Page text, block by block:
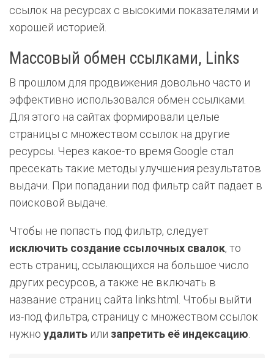
ссылок на ресурсах с высокими показателями и
хорошей историей.
Массовый обмен ссылками, Links
В прошлом для продвижения довольно часто и
эффективно использовался обмен ссылками.
Для этого на сайтах формировали целые
страницы с множеством ссылок на другие
ресурсы. Через какое-то время Google стал
пресекать такие методы улучшения результатов
выдачи. При попадании под фильтр сайт падает в
поисковой выдаче.
Чтобы не попасть под фильтр, следует
исключить создание ссылочных свалок, то
есть страниц, ссылающихся на большое число
других ресурсов, а также не включать в
название страниц сайта links.html. Чтобы выйти
из-под фильтра, страницу с множеством ссылок
нужно удалить или запретить её индексацию